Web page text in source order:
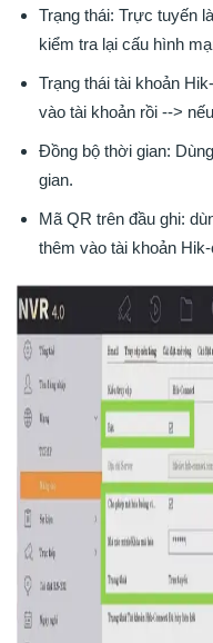
Trạng thái: Trực tuyến
kiểm tra lại cấu hình
Trạng thái tài khoản
vào tài khoản rồi -->
Đồng bộ thời gian:
gian.
Mã QR trên đầu ghi:
thêm vào tài khoản